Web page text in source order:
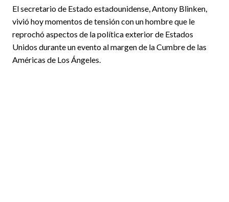
El secretario de Estado estadounidense, Antony Blinken,
vivió hoy momentos de tensión con un hombre que le
reprochó aspectos de la política exterior de Estados
Unidos durante un evento al margen de la Cumbre de las
Américas de Los Ángeles.